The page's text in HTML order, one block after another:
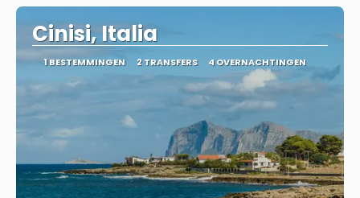
Cinisi, Italia
1 BESTEMMINGEN 2 TRANSFERS 4 OVERNACHTINGEN